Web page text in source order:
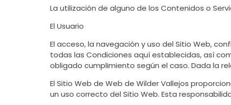
La utilización de alguno de los Contenidos o
El Usuario
El acceso, la navegación y uso del Sitio Web,
todas las Condiciones aquí establecidas, así
obligado cumplimiento según el caso. Dada la
El Sitio Web de Web de Wilder Vallejos
un uso correcto del Sitio Web. Esta